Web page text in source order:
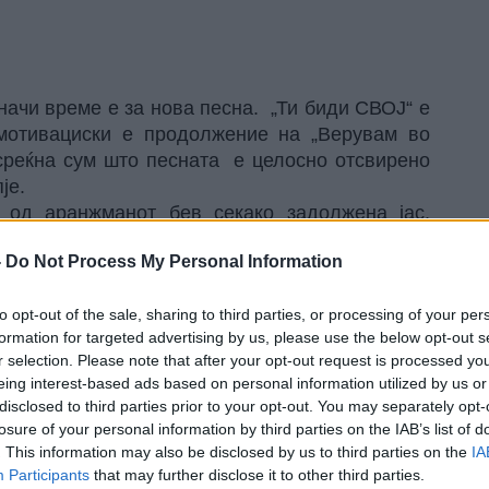
Do Not Process My Personal Information
opt-out of the sale, sharing to third parties, or processing of your
for targeted advertising by us, please use the below opt-out
selection. Please note that after your opt-out request is processed
interest-based ads based on personal information utilized by us
to third parties prior to your opt-out. You may separately
of your personal information by third parties on the IAB’s list of
This information may also be disclosed by us to third parties on the
Participants that may further disclose it to other third parties.
време е за нова песна. „Ти биди СВОЈ“ е
е продолжение на „Верувам во
сум што песната е целосно отсвирено
аранжманот бев секако задолжена јас.
На пијаното е Бојан Димитровски. Гитари
а бас гитарата и тапаните се на Иво
моравме да најдеме и бенџо, кое го отсвире
автентичност и симболизам дека звукот и
инженер и аранжер е Ангел Ќосев со кого
MIYATTA и открива дека за видеото избрала
енергетски позитивно и силно, а тоа
на видеото, додека директор на
е на Горан Цветковиќ.